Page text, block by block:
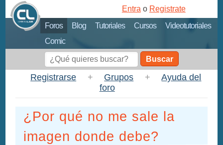
Foros Blog Tutoriales Cursos
Videotutoriales
Comic
Entra o Registrate
Buscar
Registrarse + Grupos +
Ayuda del
foro
¿Por qué no me sale la
imagen donde debe?